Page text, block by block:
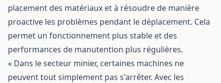
placement des matériaux et à résoudre de manière
proactive les problèmes pendant le déplacement. Cela
permet un fonctionnement plus stable et des
performances de manutention plus régulières.
« Dans le secteur minier, certaines machines ne
peuvent tout simplement pas s'arrêter. Avec les